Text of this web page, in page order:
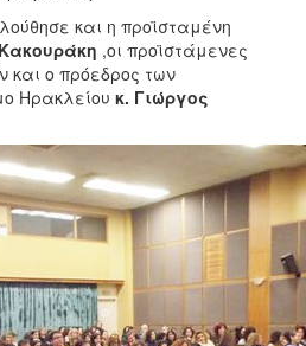
και η προϊσταμένη
,οι προϊστάμενες
και ο πρόεδρος των
Ηρακλείου κ. Γιώργος